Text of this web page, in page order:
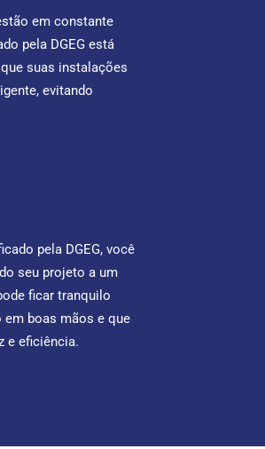
em constante
pela DGEG está
suas instalações
evitando
pela DGEG, você
seu projeto a um
ficar tranquilo
boas mãos e que
e eficiência.